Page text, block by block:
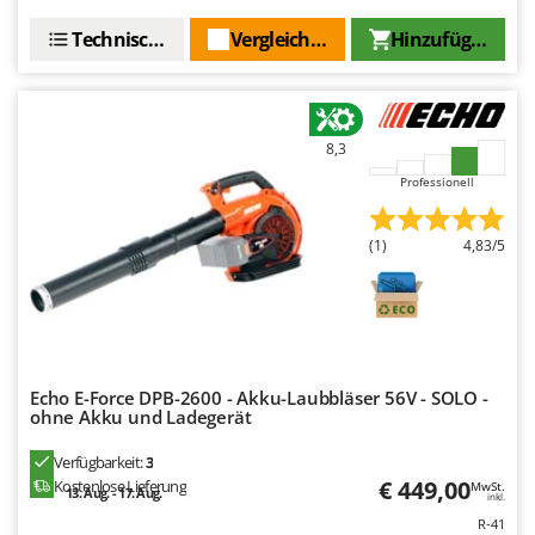
MAMMAMIA
McCulloch
MCH
Michelin
Mockmill
MOSA
Hinzufügen
Vergleichen Sie
Technische Daten
8,3
Professionell
(1) 4,83/5
Echo E-Force DPB-2600 - Akku-Laubbläser 56V - SOLO -
ohne Akku und Ladegerät
Verfügbarkeit:3
Kostenlose Lieferung
13. Aug. - 17. Aug. € 449,00MwSt.
inkl.
R-41